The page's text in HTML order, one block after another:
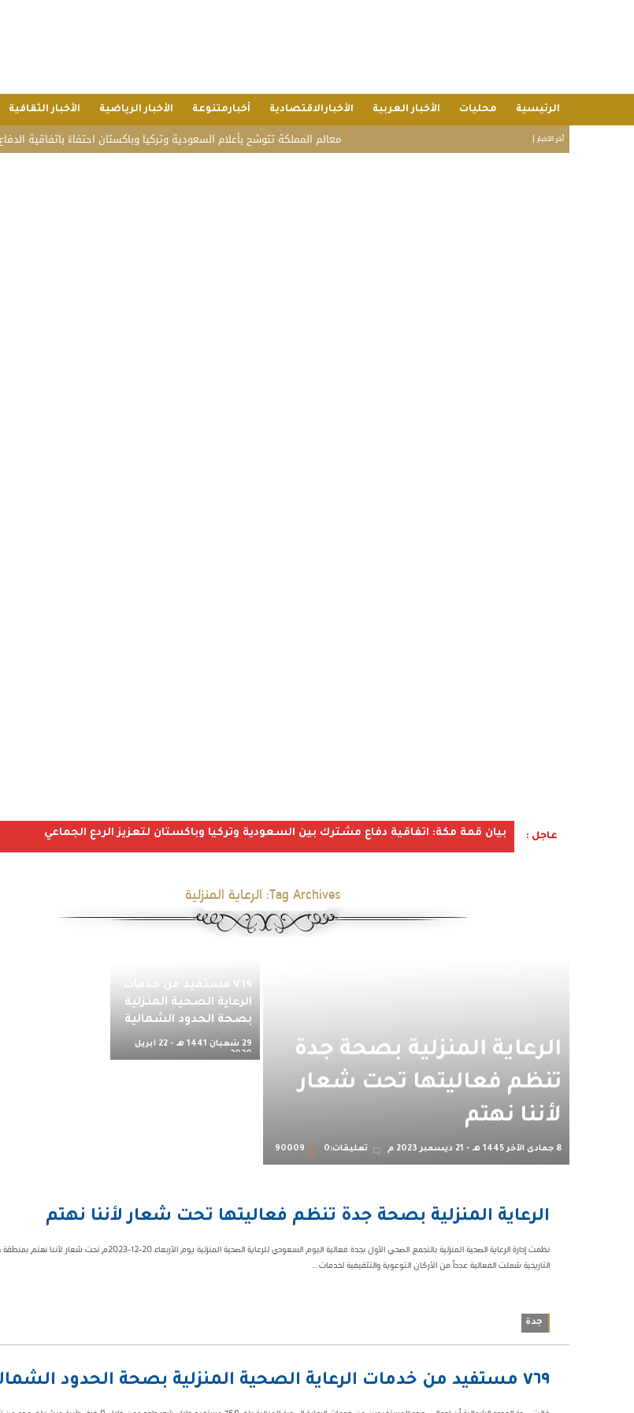
الرئيسية محليات الأخبار العربية الأخبارالاقتصادية أخبارمتنوعة الأخبار الرياضية الأخبار الثقافية
أخر الأخبار | معالم المملكة تتوشح بأعلام السعودية وتركيا وباكستان احتفاءً باتفاقية الدفاع
عاجل : بيان قمة مكة: اتفاقية دفاع مشترك بين السعودية وتركيا وباكستان لتعزيز الردع الجماعي
Tag Archives: الرعاية المنزلية
الرعاية المنزلية بصحة جدة
تنظم فعاليتها تحت شعار
لأننا نهتم
8 جمادى الآخر 1445 هـ - 21 ديسمبر 2023 م تعليقات:0 90009
٧٦٩ مستفيد من خدمات
الرعاية الصحية المنزلية
بصحة الحدود الشمالية
29 شعبان 1441 هـ - 22 أبريل
2020 م
الرعاية المنزلية بصحة جدة تنظم فعاليتها تحت شعار لأننا نهتم
نظمت إدارة الرعاية الصحية المنزلية بالتجمع الصحي الأول بجدة فعالية اليوم السعودي للرعاية الصحية المنزلية يوم الأربعاء 20-12-2023م تحت شعار
التاريخية شملت الفعالية عدداً من الأركان التوعوية والتثقيفية لخدمات ...
جدة
٧٦٩ مستفيد من خدمات الرعاية الصحية المنزلية بصحة الحدود الشمالية